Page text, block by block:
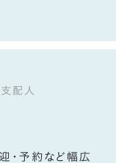
配人
・予約など幅広